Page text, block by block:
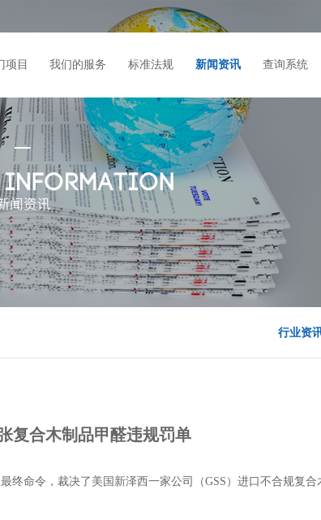
项目 我们的服务 标准法规 新闻资讯 查询系统
行业资
复合木制品甲醛违规罚单
命令，裁决了美国新泽西一家公司（GSS）进口不合规复合